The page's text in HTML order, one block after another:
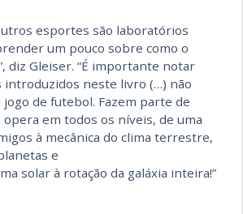
esportes são laboratórios
um pouco sobre como o
diz Gleiser. “É importante notar
introduzidos neste livro (…) não
de futebol. Fazem parte de
em todos os níveis, de uma
à mecânica do clima terrestre,
e
solar à rotação da galáxia inteira!”